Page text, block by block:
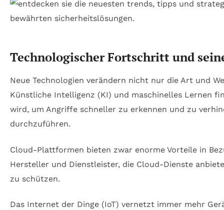
Technologischer Fortschritt und
Neue Technologien verändern nicht nur die Art und
Künstliche Intelligenz (KI) und maschinelles Lernen
wird, um Angriffe schneller zu erkennen und zu
durchzuführen.
Cloud-Plattformen bieten zwar enorme Vorteile in
Hersteller und Dienstleister, die Cloud-Dienste
zu schützen.
Das Internet der Dinge (IoT) vernetzt immer mehr